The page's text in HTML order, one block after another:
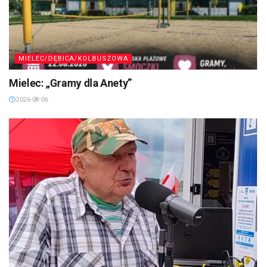
MIELEC/DĘBICA/KOLBUSZOWA
Mielec: „Gramy dla Anety”
2026-08-06